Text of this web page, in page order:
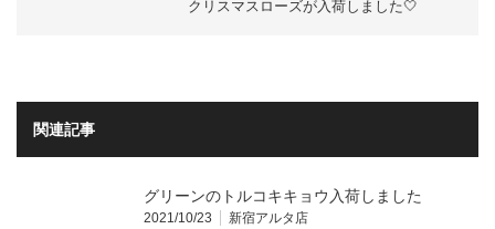
クリスマスローズが入荷しました🤍
関連記事
グリーンのトルコキキョウ入荷しました
2021/10/23 新宿アルタ店